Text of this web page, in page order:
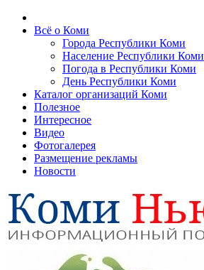
Всё о Коми
Города Республики Коми
Население Республики Коми
Погода в Республики Коми
День Республики Коми
Каталог организаций Коми
Полезное
Интересное
Видео
Фотогалерея
Размещение рекламы
Новости